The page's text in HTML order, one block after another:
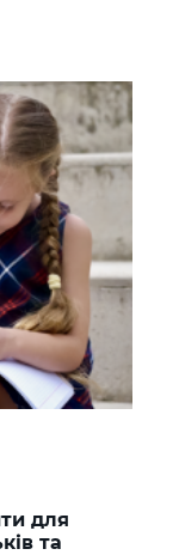
для
та